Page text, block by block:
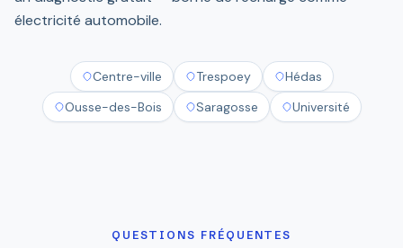
électricité automobile.
Centre-ville Trespoey
Hédas
Ousse-des-Bois
Saragosse Université
QUESTIONS FRÉQUENTES